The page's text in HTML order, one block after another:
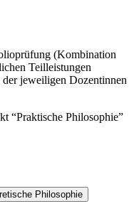
(Kombination
Teilleistungen
der jeweiligen Dozentinnen
“Praktische Philosophie”
Philosophie